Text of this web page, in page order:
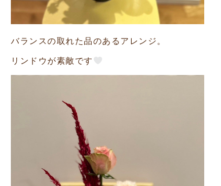
バランスの取れた品のあるアレンジ。
リンドウが素敵です